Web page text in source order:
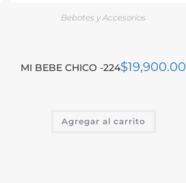
Bebotes y Accesorios
MI BEBE CHICO -224$19,900.00
Agregar al carrito